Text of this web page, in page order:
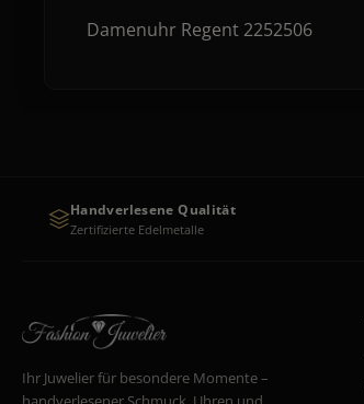
Damenuhr Regent 2252506
Handverlesene Qualität
Zertifizierte Edelmetalle
Ihr Juwelier für besondere Momente –